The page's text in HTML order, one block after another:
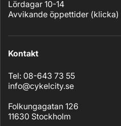
Lördagar 10-14
Avvikande öppettider (klicka)
Kontakt
Tel: 08-643 73 55
info@cykelcity.se
Folkungagatan 126
11630 Stockholm